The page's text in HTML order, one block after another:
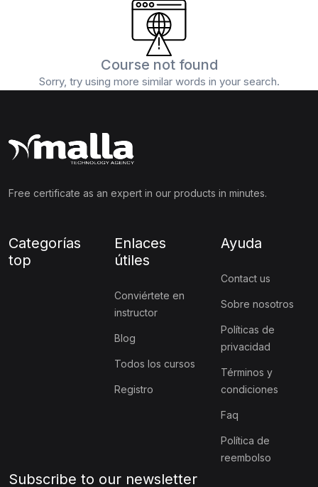
Course not found
Sorry, try using more similar words in your search.
Free certificate as an expert in our products in minutes.
Categorías
top
Enlaces
útiles
Conviértete en
instructor
Blog
Todos los cursos
Registro
Ayuda
Contact us
Sobre nosotros
Políticas de
privacidad
Términos y
condiciones
Faq
Política de
reembolso
Subscribe to our newsletter